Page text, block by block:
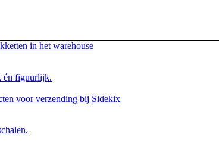
én figuurlijk.